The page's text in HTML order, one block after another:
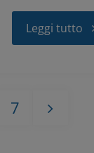
Leggi tutto
7